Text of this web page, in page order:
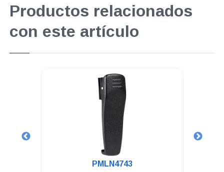
Productos relacionados
con este artículo